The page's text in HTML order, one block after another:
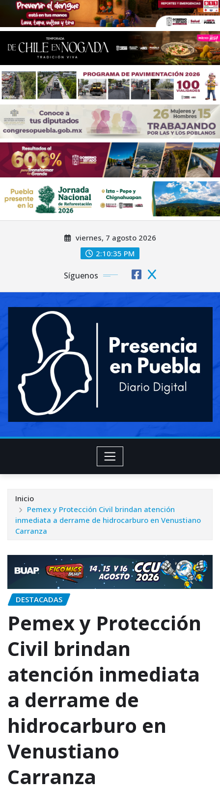
viernes, 7 agosto 2026
2:10:36 PM
Síguenos
Inicio
Pemex y Protección Civil brindan atención
inmediata a derrame de hidrocarburo en Venustiano
Carranza
DESTACADAS
Pemex y Protección
Civil brindan
atención inmediata
a derrame de
hidrocarburo en
Venustiano
Carranza